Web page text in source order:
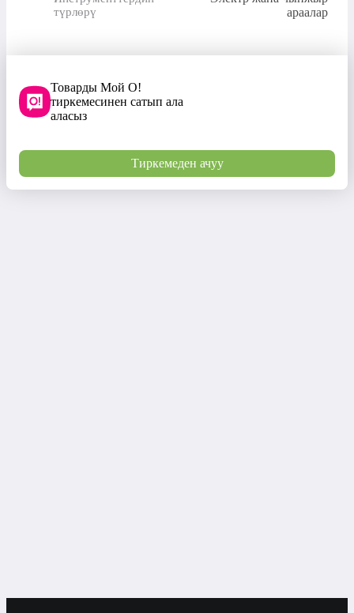
түрлөрү
араалар
Товарды Мой О!
тиркемесинен сатып ала
аласыз
Тиркемеден ачуу